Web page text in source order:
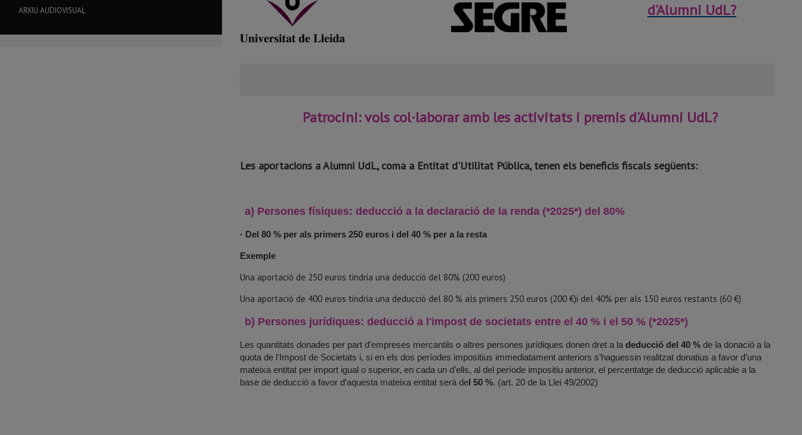
ARXIU AUDIOVISUAL
d'Alumni UdL?
Patrocini: vols col·laborar amb les activitats i premis d'Alumni UdL?
Les aportacions a Alumni UdL, coma a Entitat d'Utilitat Pública, tenen els beneficis fiscals següents:
a) Persones físiques: deducció a la declaració de la renda (*2025*) del 80%
· Del 80 % per als primers 250 euros i del 40 % per a la resta
Exemple
Una aportació de 250 euros tindria una deducció del 80% (200 euros)
Una aportació de 400 euros tindria una deducció del 80 % als primers 250 euros (200 €)i del 40% per als 150 euros restants (60 €)
b) Persones jurídiques: deducció a l'impost de societats entre el 40 % i el 50 % (*2025*)
Les quantitats donades per part d'empreses mercantils o altres persones jurídiques donen dret a ladeducció del 40 % de la donació a la
quota de l'Impost de Societats i, si en els dos períodes impositius immediatament anteriors s’haguessin realitzat donatius a favor d’una
mateixa entitat per import igual o superior, en cada un d’ells, al del període impositiu anterior, el percentatge de deducció aplicable a la
base de deducció a favor d’aquesta mateixa entitat serà del 50 %. (art. 20 de la Llei 49/2002)